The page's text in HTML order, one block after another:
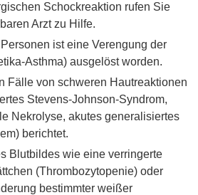
Schockreaktion rufen Sie
Arzt zu Hilfe.
ist eine Verengung der
Asthma) ausgelöst worden.
Fälle von schweren Hautreaktionen
Stevens-Johnson-Syndrom,
Nekrolyse, akutes generalisiertes
berichtet.
Blutbildes wie eine verringerte
(Thrombozytopenie) oder
bestimmter weißer